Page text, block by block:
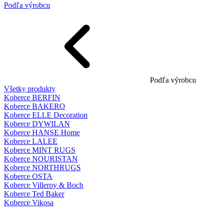
Podľa výrobcu
Podľa výrobcu
Všetky produkty
Koberce BERFIN
Koberce BAKERO
Koberce ELLE Decoration
Koberce DYWILAN
Koberce HANSE Home
Koberce LALEE
Koberce MINT RUGS
Koberce NOURISTAN
Koberce NORTHRUGS
Koberce OSTA
Koberce Villeroy & Boch
Koberce Ted Baker
Koberce Vikosa